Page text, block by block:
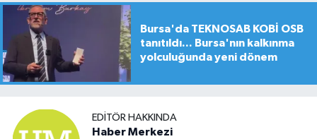
Bursa'da TEKNOSAB KOBİ OSB
tanıtıldı... Bursa'nın kalkınma
yolculuğunda yeni dönem
EDITÖR HAKKINDA
Haber Merkezi